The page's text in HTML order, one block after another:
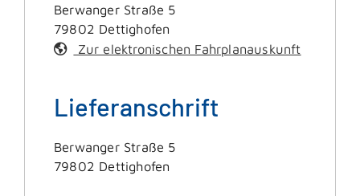
Berwanger Straße 5
79802 Dettighofen
Zur elektronischen Fahrplanauskunft
Lieferanschrift
Berwanger Straße 5
79802 Dettighofen